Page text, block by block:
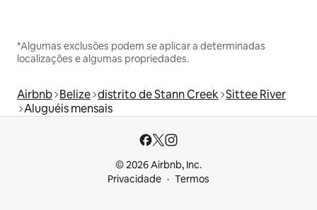
*Algumas exclusões podem se aplicar a determinadas
localizações e algumas propriedades.
Airbnb Belize distrito de Stann Creek Sittee River
Aluguéis mensais
© 2026 Airbnb, Inc.
Privacidade
Termos